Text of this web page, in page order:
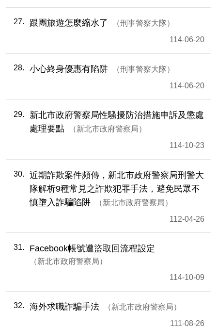
27 跟團旅遊怎麼縮水了
刑事警察大隊
114-06-20
28 小心終身優惠有陷阱
刑事警察大隊
114-06-20
29
新北市政府警察局性騷擾防治措施申訴及懲處
處理要點
新北市政府警察局
114-10-23
30
近期詐欺案件頻傳，新北市政府警察局刑警大
隊解析9種常見之詐欺犯罪手法，避免民眾不
慎墮入詐騙陷阱
新北市政府警察局
112-04-26
31 Facebook帳號遭盜取回流程設定
新北市政府警察局
114-10-09
32 海外求職詐騙手法
新北市政府警察局
111-08-26